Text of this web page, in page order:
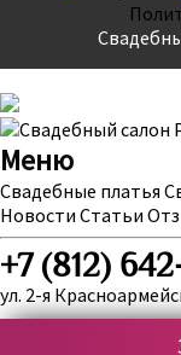
Меню
Свадебные платья
Новости Статьи
+7 (812)
ул. 2-я
Ежедневно с 11:00